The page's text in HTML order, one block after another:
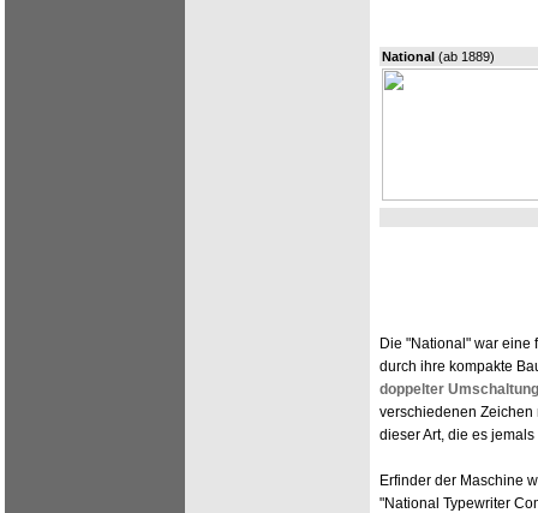
National (ab 1889)
Die "National" war eine
durch ihre kompakte
doppelter Umschaltung
verschiedenen Zeichen
dieser Art, die es jemals
Erfinder der Maschine
"National Typewriter